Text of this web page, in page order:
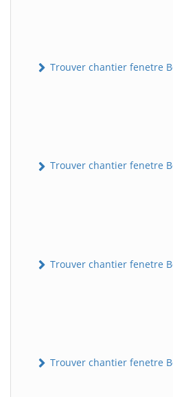
Trouver chantier fenetre
Trouver chantier fenetre
Trouver chantier fenetre
Trouver chantier fenetre